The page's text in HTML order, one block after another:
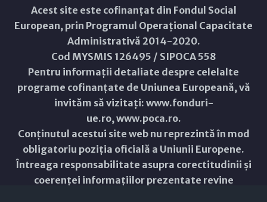
Acest site este cofinanțat din Fondul Social
European, prin Programul Operațional Capacitate
Administrativă 2014-2020.
Cod MYSMIS 126495 / SIPOCA 558
Pentru informații detaliate despre celelalte
programe cofinanțate de Uniunea Europeană, vă
invităm să vizitați: www.fonduri-
ue.ro,www.poca.ro.
Conținutul acestui site web nu reprezintă în mod
obligatoriu poziția oficială a Uniunii Europene.
Întreaga responsabilitate asupra corectitudinii și
coerenței informațiilor prezentate revine